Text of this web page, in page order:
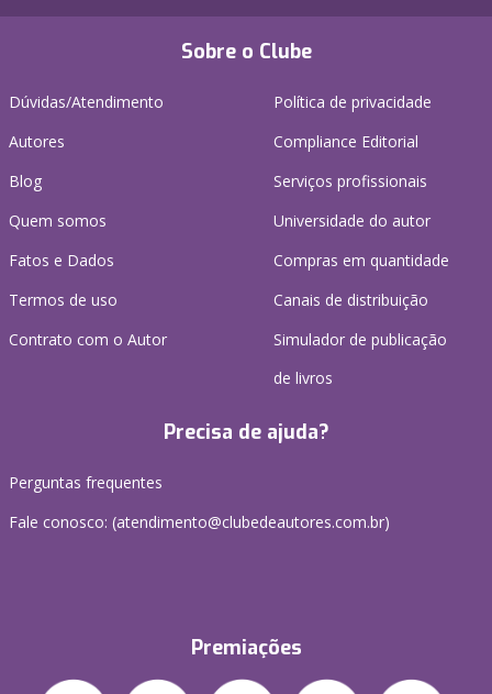
Sobre o Clube
Dúvidas/Atendimento
Autores
Blog
Quem somos
Fatos e Dados
Termos de uso
Contrato com o Autor
Política de privacidade
Compliance Editorial
Serviços profissionais
Universidade do autor
Compras em quantidade
Canais de distribuição
Simulador de publicação
de livros
Precisa de ajuda?
Perguntas frequentes
Fale conosco: (atendimento@clubedeautores.com.br)
Premiações